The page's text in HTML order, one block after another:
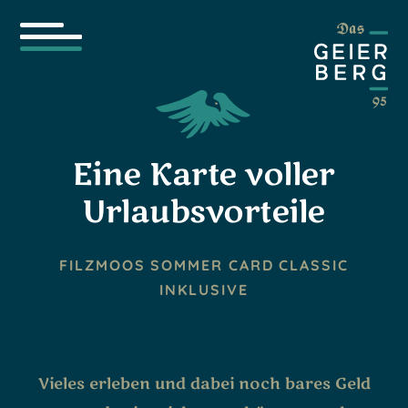
Eine Karte voller
Urlaubsvorteile
FILZMOOS SOMMER CARD CLASSIC
INKLUSIVE
Vieles erleben und dabei noch bares Geld